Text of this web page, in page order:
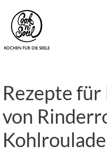
Rezepte für
von
Kohlroulade